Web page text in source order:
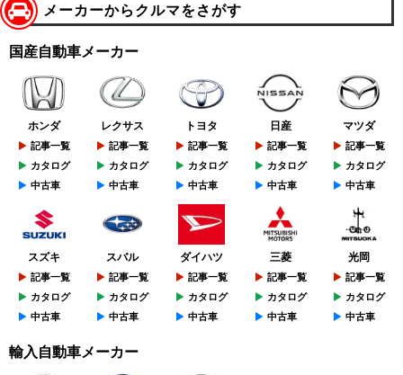
メーカーからクルマをさがす
国産自動車メーカー
ホンダ
記事一覧
カタログ
中古車
レクサス
記事一覧
カタログ
中古車
トヨタ
記事一覧
カタログ
中古車
日産
記事一覧
カタログ
中古車
マツダ
記事一覧
カタログ
中古車
スズキ
記事一覧
カタログ
中古車
スバル
記事一覧
カタログ
中古車
ダイハツ
記事一覧
カタログ
中古車
三菱
記事一覧
カタログ
中古車
光岡
記事一覧
カタログ
中古車
輸入自動車メーカー